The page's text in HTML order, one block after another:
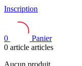
Inscription
0
Panier
0 article articles
Aucun produit